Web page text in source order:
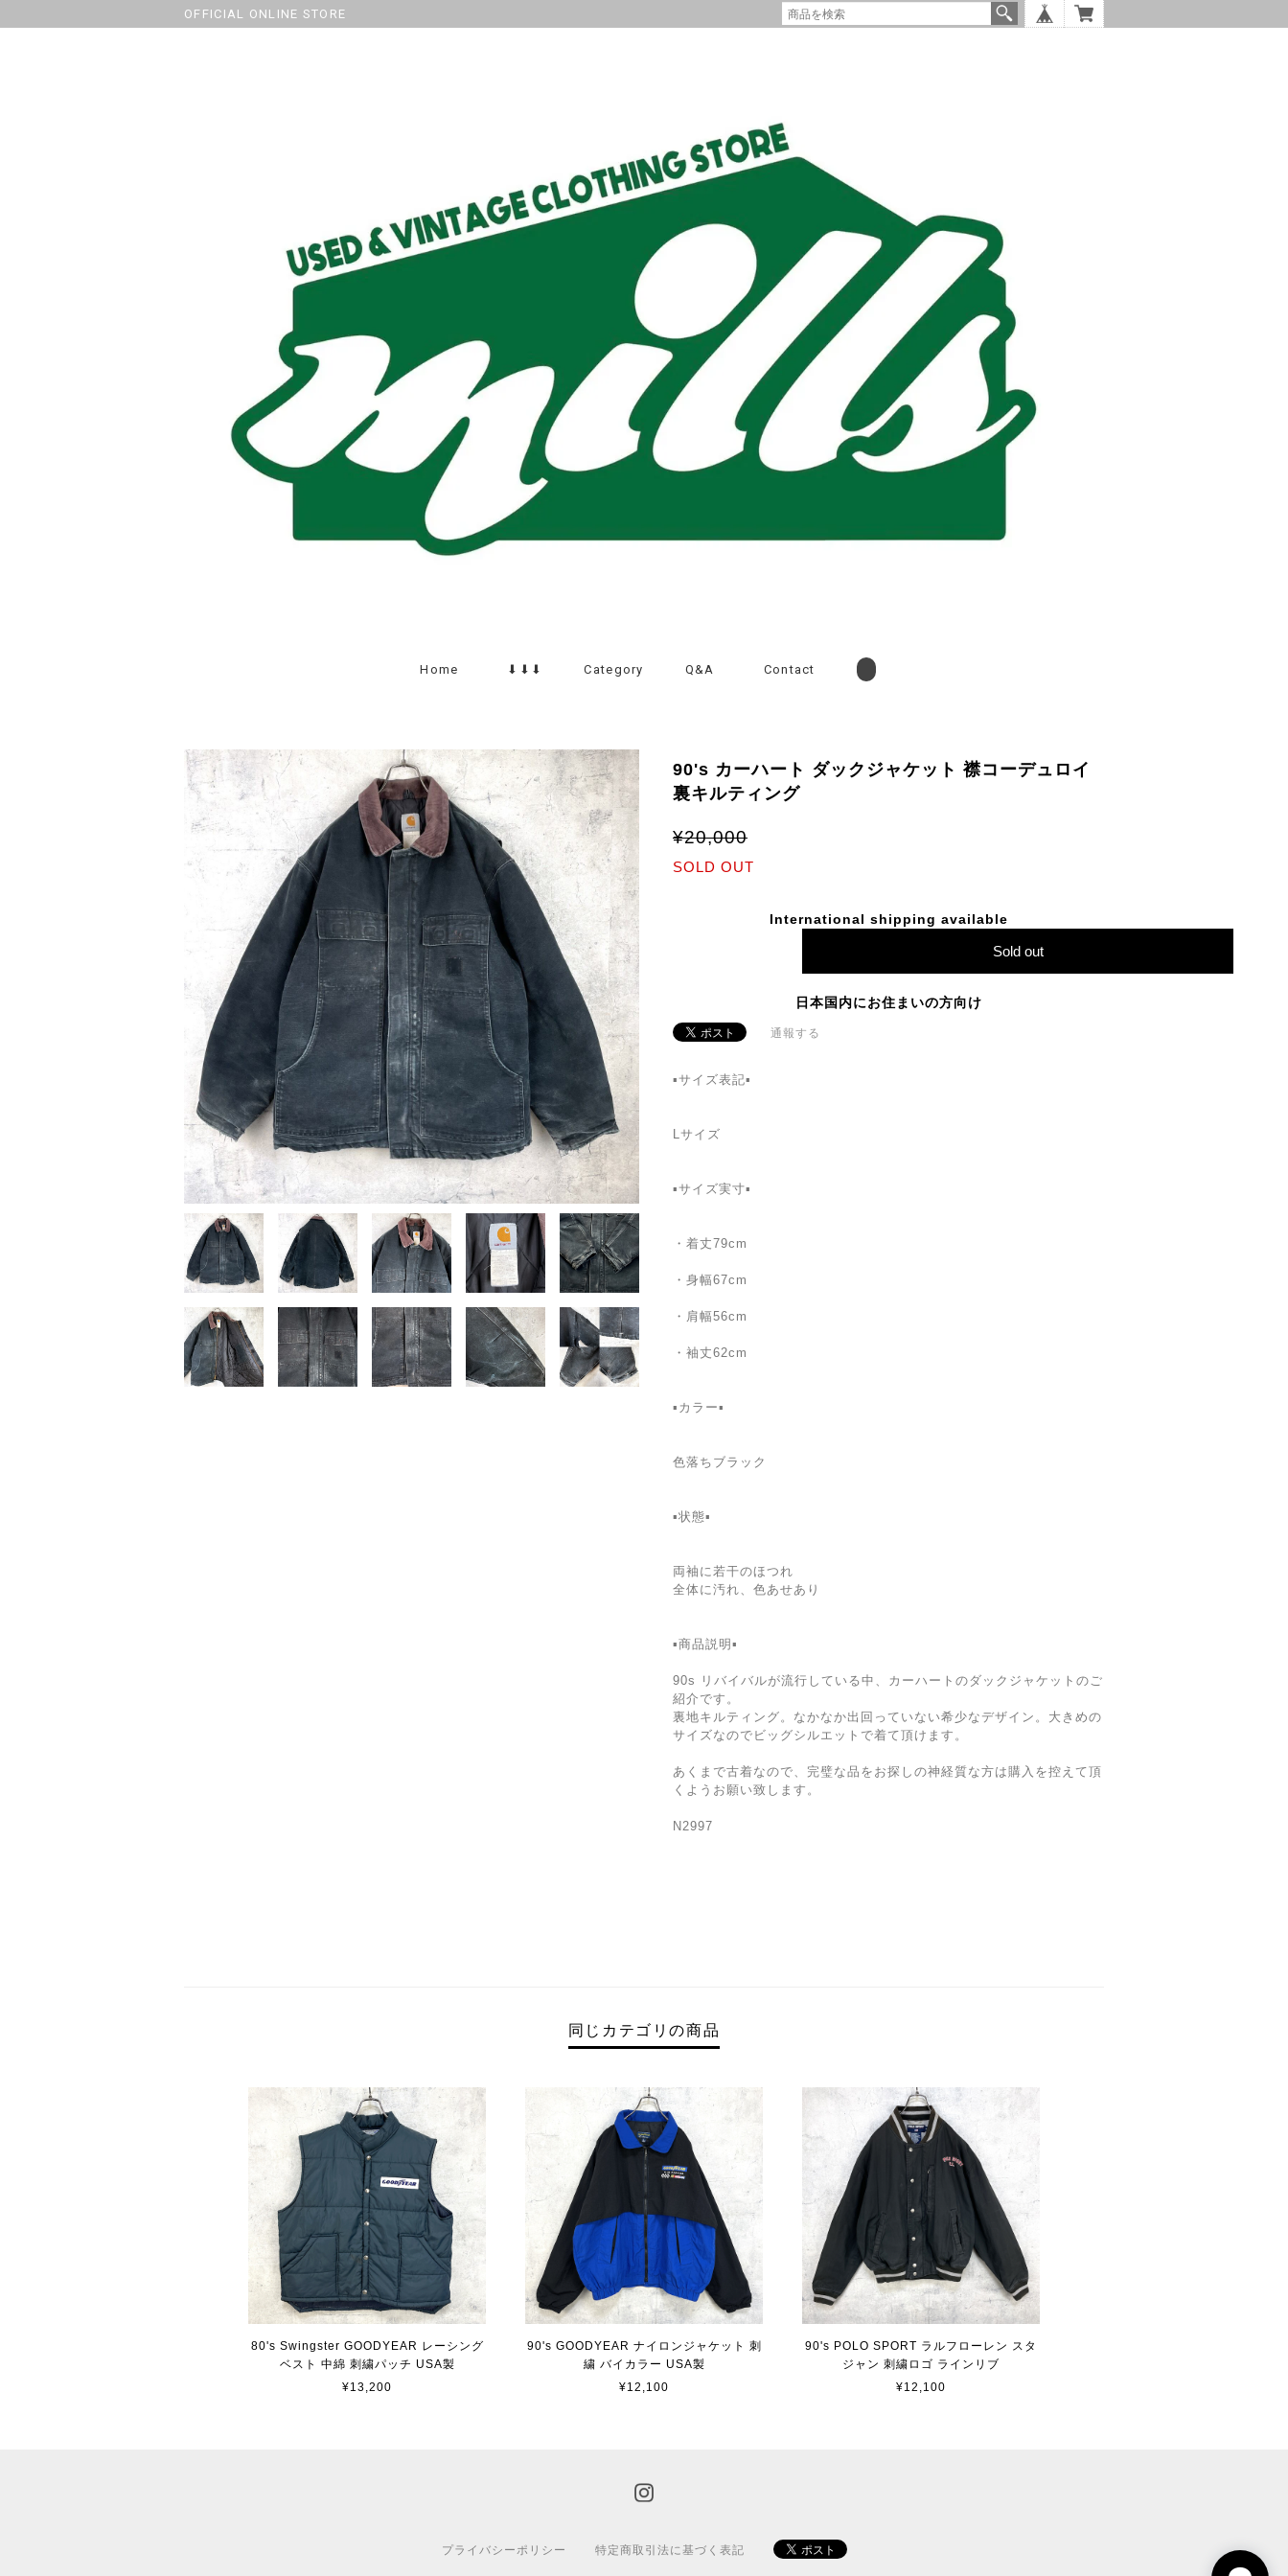
OFFICIAL ONLINE STORE
Home ⬇︎⬇︎⬇︎ Category Q&A Contact
90's カーハート ダックジャケット 襟コーデュロイ
裏キルティング
¥20,000
SOLD OUT
International shipping available
Sold out
日本国内にお住まいの方向け
通報する
▪️サイズ表記▪️
Lサイズ
▪️サイズ実寸▪️
・着丈79cm
・身幅67cm
・肩幅56cm
・袖丈62cm
▪️カラー▪️
色落ちブラック
▪️状態▪️
両袖に若干のほつれ
全体に汚れ、色あせあり
▪️商品説明▪️
90s リバイバルが流行している中、カーハートのダックジャケットのご
紹介です。
裏地キルティング。なかなか出回っていない希少なデザイン。大きめの
サイズなのでビッグシルエットで着て頂けます。
あくまで古着なので、完璧な品をお探しの神経質な方は購入を控えて頂
くようお願い致します。
N2997
同じカテゴリの商品
80's Swingster GOODYEAR レーシング
ベスト 中綿 刺繍パッチ USA製
¥13,200
90's GOODYEAR ナイロンジャケット 刺
繍 バイカラー USA製
¥12,100
90's POLO SPORT ラルフローレン スタ
ジャン 刺繍ロゴ ラインリブ
¥12,100
プライバシーポリシー 特定商取引法に基づく表記